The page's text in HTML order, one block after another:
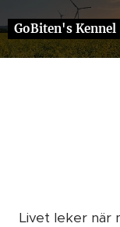
GoBiten's
Livet leker när